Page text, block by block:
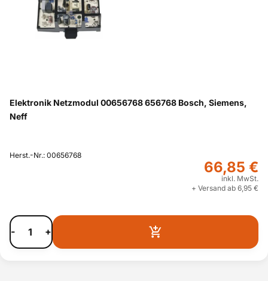
Elektronik Netzmodul 00656768 656768 Bosch, Siemens,
Neff
Herst.-Nr.: 00656768
66,85 €
inkl. MwSt.
+ Versand ab 6,95 €
- +